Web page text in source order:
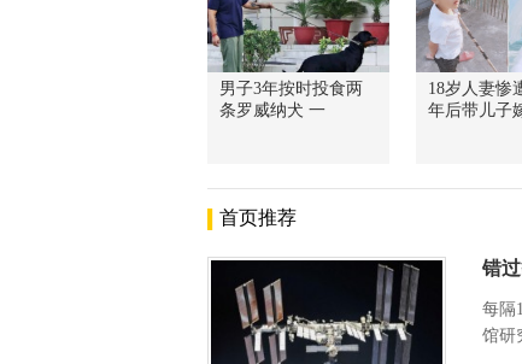
男子3年按时投食两
条罗威纳犬 一
18岁人妻惨
年后带儿子
首页推荐
错
每隔
馆研